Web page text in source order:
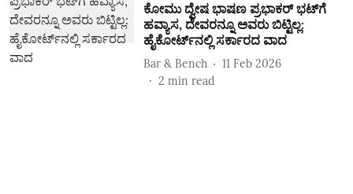
ಕೋಮು ದ್ವೇಷ ಭಾಷಣ ಪ್ರಭಾಕರ್‌ ಭಟ್‌ಗೆ
ಹವ್ಯಾಸ, ದೇವರನ್ನೂ ಅವರು ಬಿಟ್ಟಿಲ್ಲ:
ಹೈಕೋರ್ಟ್‌ನಲ್ಲಿ ಸರ್ಕಾರದ ವಾದ
Bar & Bench
11 Feb 2026
2 min read